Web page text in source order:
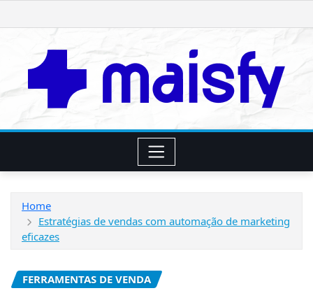
to
Home
Estratégias de vendas com automação de marketing
eficazes
FERRAMENTAS DE VENDA